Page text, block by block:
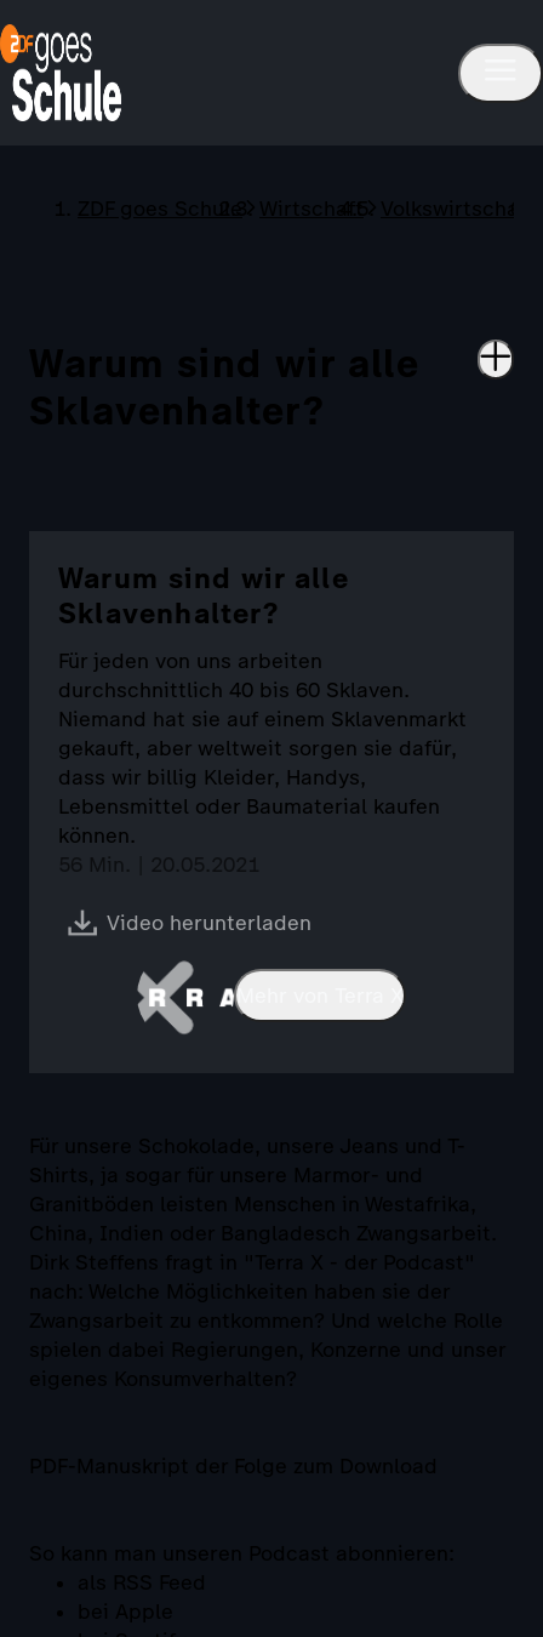
ZDF goes Schule Wirtschaft Volkswirtschaft
Warum sind wir alle
Sklavenhalter?
Warum sind wir alle
Sklavenhalter?
Für jeden von uns arbeiten
durchschnittlich 40 bis 60 Sklaven.
Niemand hat sie auf einem Sklavenmarkt
gekauft, aber weltweit sorgen sie dafür,
dass wir billig Kleider, Handys,
Lebensmittel oder Baumaterial kaufen
können.
56 Min. | 20.05.2021
Video herunterladen
Mehr von Terra X
Für unsere Schokolade, unsere Jeans und T-
Shirts, ja sogar für unsere Marmor- und
Granitböden leisten Menschen in Westafrika,
China, Indien oder Bangladesch Zwangsarbeit.
Dirk Steffens fragt in "Terra X - der Podcast"
nach: Welche Möglichkeiten haben sie der
Zwangsarbeit zu entkommen? Und welche Rolle
spielen dabei Regierungen, Konzerne und unser
eigenes Konsumverhalten?
PDF-Manuskript der Folge zum Download
So kann man unseren Podcast abonnieren:
als RSS Feed
bei Apple